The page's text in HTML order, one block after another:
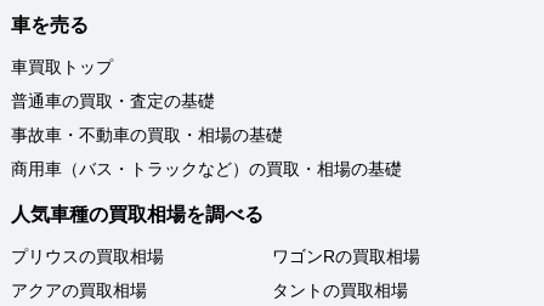
車を売る
車買取トップ
普通車の買取・査定の基礎
事故車・不動車の買取・相場の基礎
商用車（バス・トラックなど）の買取・相場の基礎
人気車種の買取相場を調べる
プリウスの買取相場
アクアの買取相場
ワゴンRの買取相場
タントの買取相場